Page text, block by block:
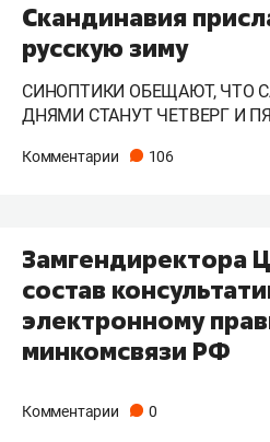
Скандинавия
русскую зиму
СИНОПТИКИ ОБЕЩАЮТ,
ДНЯМИ СТАНУТ ЧЕТВЕРГ И
Комментарии 106
Замгендиректора
состав
электронному
минкомсвязи РФ
Комментарии 0